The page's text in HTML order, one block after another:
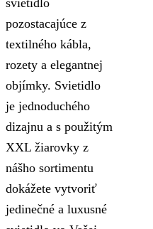
svietidlo
pozostacajúce z
textilného kábla,
rozety a elegantnej
objímky. Svietidlo
je jednoduchého
dizajnu a s použitým
XXL žiarovky z
nášho sortimentu
dokážete vytvoriť
jedinečné a luxusné